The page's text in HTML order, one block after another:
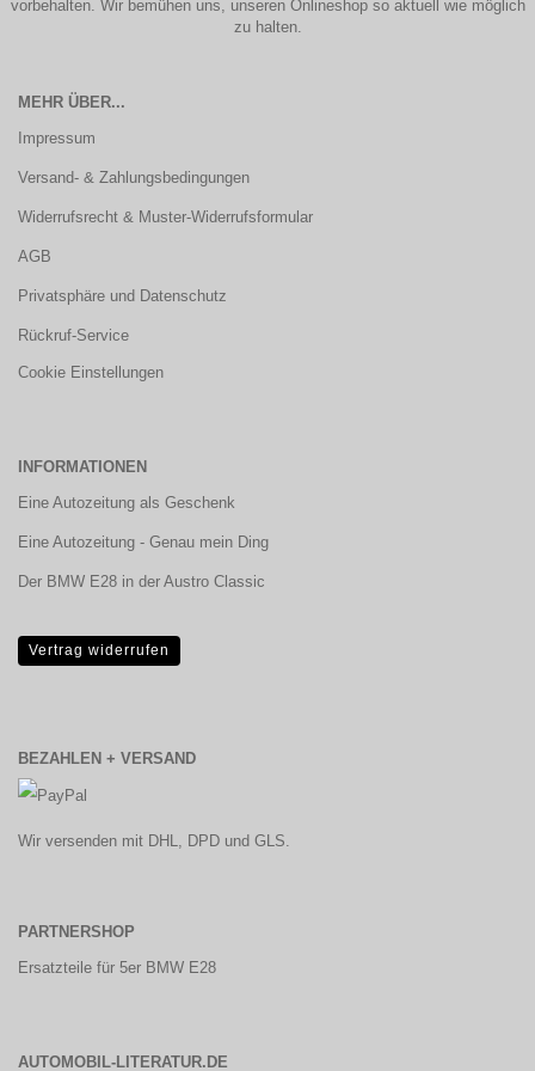
vorbehalten. Wir bemühen uns, unseren Onlineshop so aktuell wie möglich
zu halten.
MEHR ÜBER...
Impressum
Versand- & Zahlungsbedingungen
Widerrufsrecht & Muster-Widerrufsformular
AGB
Privatsphäre und Datenschutz
Rückruf-Service
Cookie Einstellungen
INFORMATIONEN
Eine Autozeitung als Geschenk
Eine Autozeitung - Genau mein Ding
Der BMW E28 in der Austro Classic
Vertrag widerrufen
BEZAHLEN + VERSAND
Wir versenden mit DHL, DPD und GLS.
PARTNERSHOP
Ersatzteile für 5er BMW E28
AUTOMOBIL-LITERATUR.DE